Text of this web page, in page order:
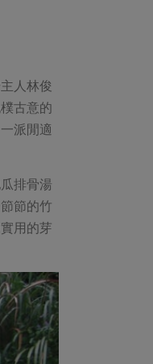
人林俊
古意的
派閒適
排骨湯
節的竹
用的芽